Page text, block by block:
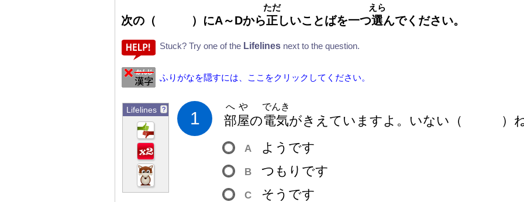
次の （ ） にA～Dから正
ただ
しいことばを一つ選
えら
んでください。
Stuck? Try one of the Lifelines next to the question.
ふりがなを隠すには、ここをクリックしてください。
Lifelines ? 1 部屋
へや
の電気
でんき
がきえていますよ。いない （ ）
A ようです
B つもりです
C そうです